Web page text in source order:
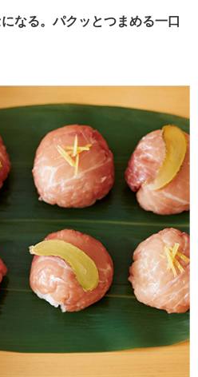
なる。パクッとつまめる一口